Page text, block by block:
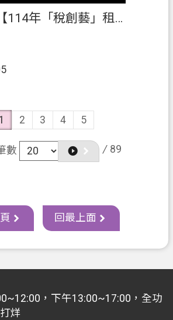
超熟稅【114年「稅創藝」租稅短片創作競賽】佳作
1 2 3 4 5
數 / 89
回最上面
，下午13:00~17:00，全功
烊